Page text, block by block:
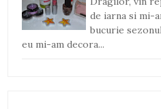
de iarna si mi-
bucurie
eu mi-am decora...